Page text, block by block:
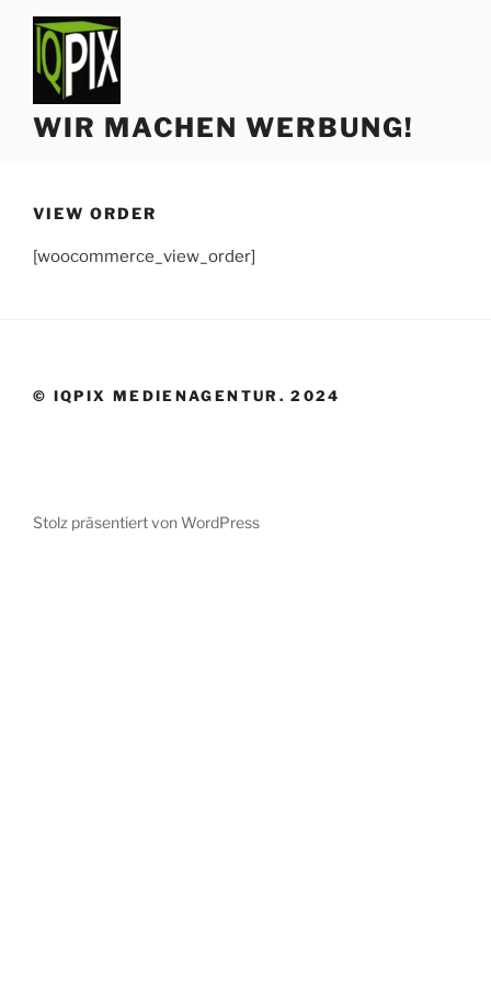
Zum
Inhalt
springen
WIR MACHEN WERBUNG!
VIEW ORDER
[woocommerce_view_order]
© IQPIX MEDIENAGENTUR. 2024
Stolz präsentiert von WordPress